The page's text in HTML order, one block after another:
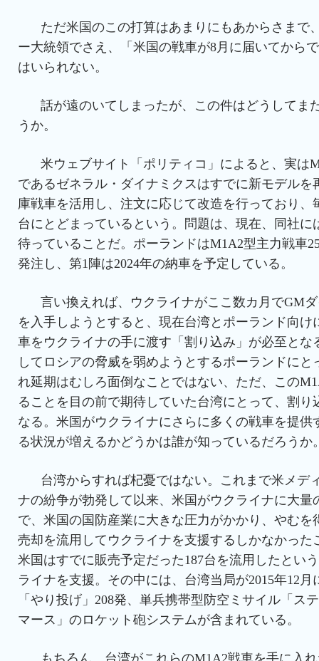
ただ米国のこの打算はあまりにもあからさまで
ー大統領でさえ、「米国の戦車が8月に届いてから
はいられない。
話が遠のいてしまったが、この件はどうしてま
うか。
米ウェブサイト「ポリティコ」によると、実は
であるゼネラル・ダイナミクスはすでに新モデルを
庫戦車を活用し、注文に応じて改造を行っており、
台にとどまっているという。問題は、現在、同社に
待っていることだ。ポーランドはM1A2型主力戦車
発注し、第1陣は2024年の納車を予定している。
言い換えれば、ウクライナがここ数カ月でGM
を入手しようとすると、現在台湾とポーランド向け
車をウクライナの手に渡す「割り込み」が必至とな
してロシアの脅威を弱めようとするポーランドに
れ延期はむしろ面倒なことではない、ただ、この
ることを目の前で期待していた台湾にとって、割
なる。米国がウクライナにさらに多くの戦車を提供
る状況が増えるかどうかは誰が知っているだろうか
台湾からすれば杞憂ではない。これまで米メデ
ナの紛争が勃発して以来、米国がウクライナに大量
で、米国の国防産業に大きな圧力がかかり、やむを
売却を流用してウクライナを支援するしかなかった
米国はすでに販売予定だった187台を流用したとい
ライナを支援。その中には、台湾当局が2015年12
「やり投げ」208発、単兵携帯型防空ミサイル「ス
マース」のロケット砲システムが含まれている。
もちろん、台湾がこれらのM1A2戦車を手に入